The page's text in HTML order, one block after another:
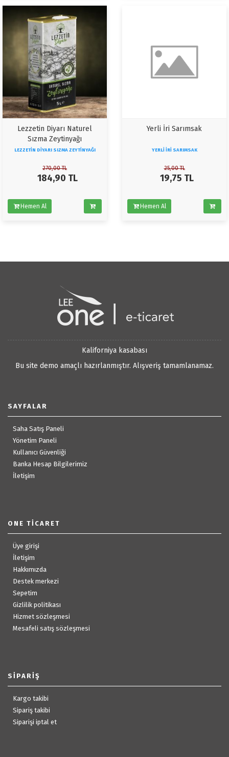
Lezzetin Diyarı Naturel
Sızma Zeytinyağı
LEZZETIN DIYARI SIZMA ZEYTINYAĞI
270,00TL
184,90 TL
Hemen Al
Yerli İri Sarımsak
YERLI İRI SARIMSAK
25,00TL
19,75 TL
Hemen Al
Kaliforniya kasabası
Bu site demo amaçlı hazırlanmıştır. Alışveriş tamamlanamaz.
SAYFALAR
Saha Satış Paneli
Yönetim Paneli
Kullanıcı Güvenliği
Banka Hesap Bilgilerimiz
İletişim
ONE TICARET
Üye girişi
İletişim
Hakkımızda
Destek merkezi
Sepetim
Gizlilik politikası
Hizmet sözleşmesi
Mesafeli satış sözleşmesi
SIPARIŞ
Kargo takibi
Sipariş takibi
Siparişi iptal et